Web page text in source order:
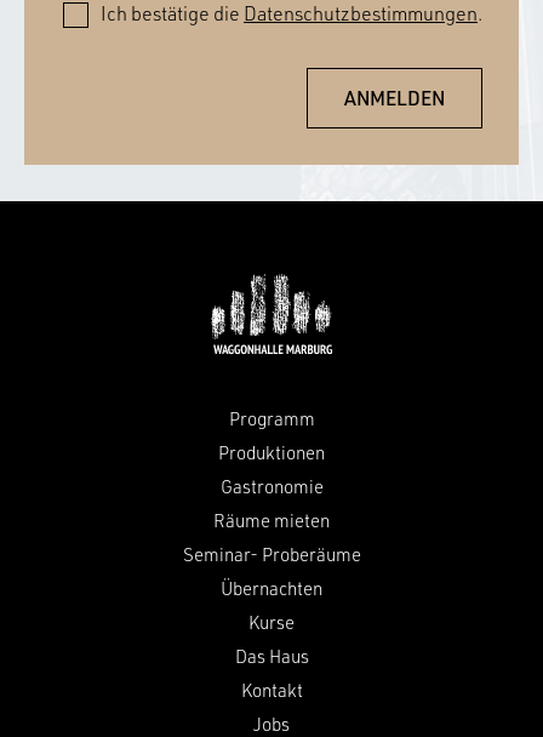
Ich bestätige die Datenschutzbestimmungen.
Programm
Produktionen
Gastronomie
Räume mieten
Seminar- Proberäume
Übernachten
Kurse
Das Haus
Kontakt
Jobs